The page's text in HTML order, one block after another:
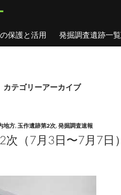
保護と活用 発掘調査遺跡一覧
カテゴリーアーカイブ
地方,玉作遺跡第2次,発掘調査速報
次（7月3日〜7月7日）